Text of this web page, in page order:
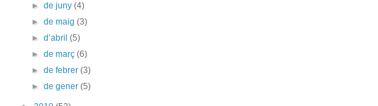
►de juny(4)
►de maig(3)
►d’abril(5)
►de març(6)
►de febrer(3)
►de gener(5)